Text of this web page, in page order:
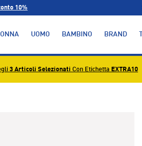
10%
UOMO BAMBINO BRAND
3 Articoli Selezionati Con Etichetta EXTRA10